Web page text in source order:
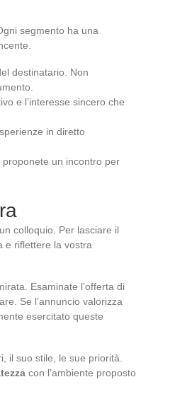
segmento ha una
destinatario. Non
e l’interesse sincero che
in diretto
un incontro per
colloquio. Per lasciare il
e riflettere la vostra
Esaminate l’offerta di
Se l’annuncio valorizza
esercitato queste
il suo stile, le sue priorità.
con l’ambiente proposto